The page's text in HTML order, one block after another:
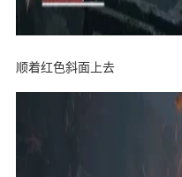
顺着红色斜面上去